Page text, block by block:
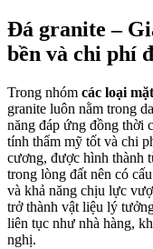
Đá granite –
bền và chi phí
Trong nhóm các loại
granite luôn nằm trong
năng đáp ứng đồng thời
tính thẩm mỹ tốt và chi
cương, được hình thành
trong lòng đất nên có
và khả năng chịu lực
trở thành vật liệu lý
liên tục như nhà hàng,
nghị.